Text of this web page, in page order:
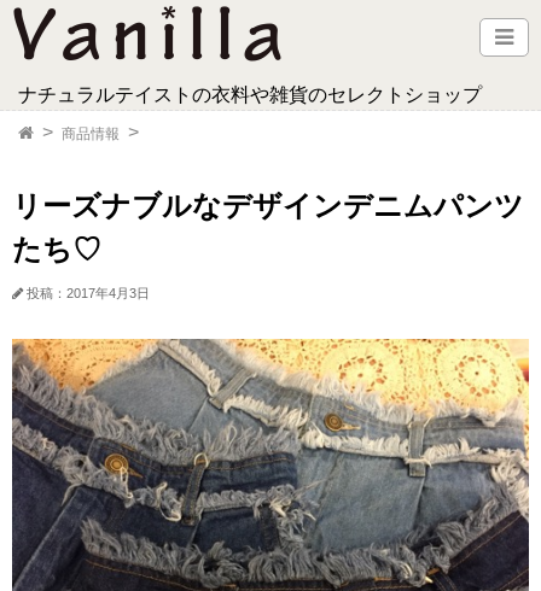
ナチュラルテイストの衣料や雑貨のセレクトショップ
商品情報
リーズナブルなデザインデニムパンツ
たち♡
投稿：2017年4月3日